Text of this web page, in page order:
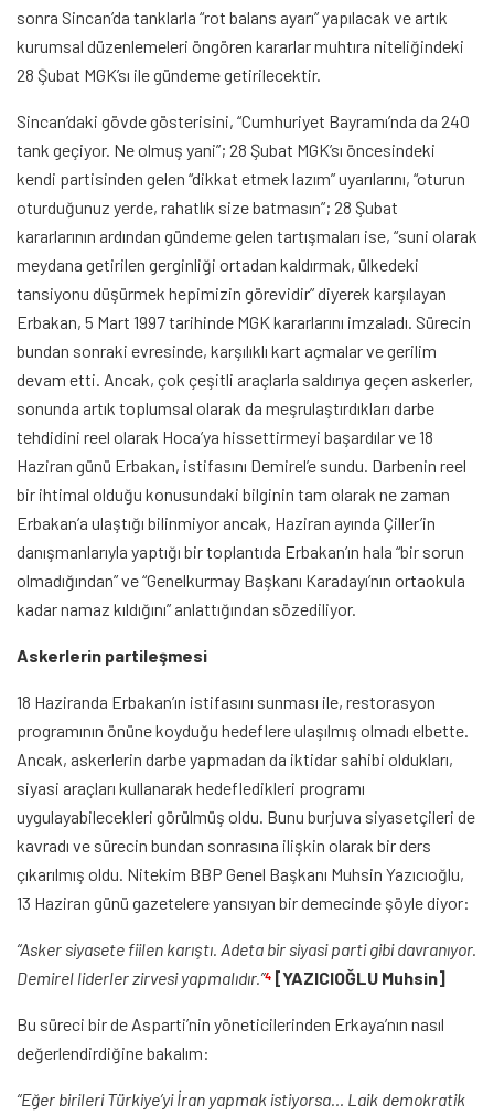
sonra Sincan’da tanklarla “rot balans ayarı” yapılacak ve artık
kurumsal düzenlemeleri öngören kararlar muhtıra niteliğindeki
28 Şubat MGK’sı ile gündeme getirilecektir.
Sincan’daki gövde gösterisini, “Cumhuriyet Bayramı’nda da 240
tank geçiyor. Ne olmuş yani”; 28 Şubat MGK’sı öncesindeki
kendi partisinden gelen “dikkat etmek lazım” uyarılarını, “oturun
oturduğunuz yerde, rahatlık size batmasın”; 28 Şubat
kararlarının ardından gündeme gelen tartışmaları ise, “suni olarak
meydana getirilen gerginliği ortadan kaldırmak, ülkedeki
tansiyonu düşürmek hepimizin görevidir” diyerek karşılayan
Erbakan, 5 Mart 1997 tarihinde MGK kararlarını imzaladı. Sürecin
bundan sonraki evresinde, karşılıklı kart açmalar ve gerilim
devam etti. Ancak, çok çeşitli araçlarla saldırıya geçen askerler,
sonunda artık toplumsal olarak da meşrulaştırdıkları darbe
tehdidini reel olarak Hoca’ya hissettirmeyi başardılar ve 18
Haziran günü Erbakan, istifasını Demirel’e sundu. Darbenin reel
bir ihtimal olduğu konusundaki bilginin tam olarak ne zaman
Erbakan’a ulaştığı bilinmiyor ancak, Haziran ayında Çiller’in
danışmanlarıyla yaptığı bir toplantıda Erbakan’ın hala “bir sorun
olmadığından” ve “Genelkurmay Başkanı Karadayı’nın ortaokula
kadar namaz kıldığını” anlattığından sözediliyor.
Askerlerin partileşmesi
18 Haziranda Erbakan’ın istifasını sunması ile, restorasyon
programının önüne koyduğu hedeflere ulaşılmış olmadı elbette.
Ancak, askerlerin darbe yapmadan da iktidar sahibi oldukları,
siyasi araçları kullanarak hedefledikleri programı
uygulayabilecekleri görülmüş oldu. Bunu burjuva siyasetçileri de
kavradı ve sürecin bundan sonrasına ilişkin olarak bir ders
çıkarılmış oldu. Nitekim BBP Genel Başkanı Muhsin Yazıcıoğlu,
13 Haziran günü gazetelere yansıyan bir demecinde şöyle diyor:
“Asker siyasete fiilen karıştı. Adeta bir siyasi parti gibi davranıyor.
Demirel liderler zirvesi yapmalıdır.”4 [YAZICIOĞLU Muhsin]
Bu süreci bir de Asparti’nin yöneticilerinden Erkaya’nın nasıl
değerlendirdiğine bakalım:
“Eğer birileri Türkiye’yi İran yapmak istiyorsa… Laik demokratik